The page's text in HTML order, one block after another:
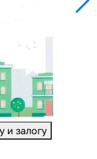
и залогу